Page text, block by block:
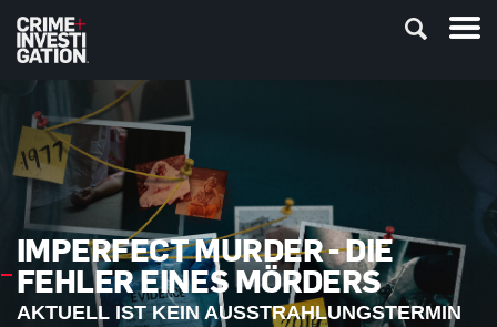
IMPERFECT MURDER - DIE
FEHLER EINES MÖRDERS
AKTUELL IST KEIN AUSSTRAHLUNGSTERMIN